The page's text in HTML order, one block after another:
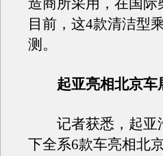
造商所采用，在国
目前，这4款清洁型
测。
起亚亮相北京车
记者获悉，起亚汽
下全系6款车亮相北